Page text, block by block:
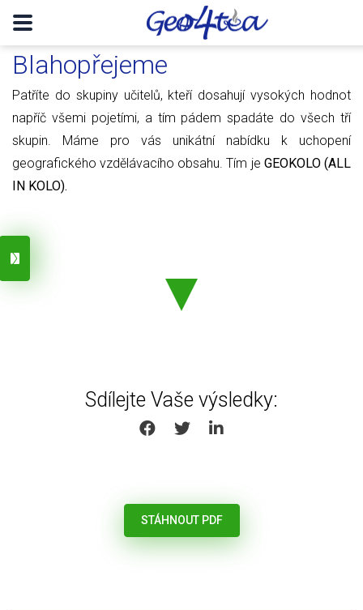
Blahopřejeme
Patříte do skupiny učitelů, kteří dosahují vysokých hodnot
napříč všemi pojetími, a tím pádem spadáte do všech tří
skupin. Máme pro vás unikátní nabídku k uchopení
geografického vzdělávacího obsahu. Tím je GEOKOLO (ALL
IN KOLO).
Sdílejte Vaše výsledky:
SHARE ON FACEBOOK
SHARE ON TWITTER
SHARE ON LINKEDIN
STÁHNOUT PDF